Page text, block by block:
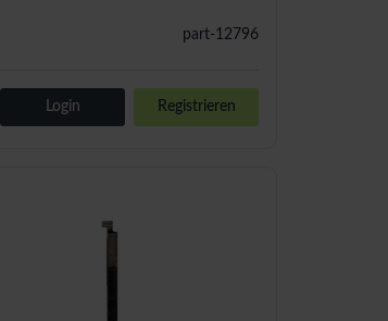
part-12796
Login Registrieren